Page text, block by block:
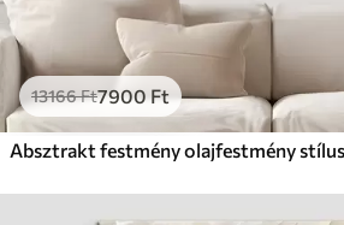
13166Ft7900Ft